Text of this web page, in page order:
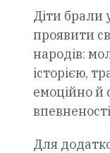
Діти брали
проявити
народів:
історією,
емоційно й
Для